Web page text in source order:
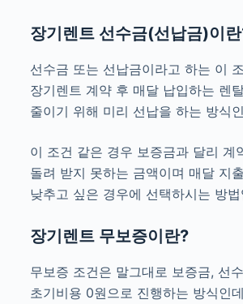
장기렌트 선수금(선납금)이
선수금 또는 선납금이라고 하는 이
장기렌트 계약 후 매달 납입하는 렌
줄이기 위해 미리 선납을 하는 방식
이 조건 같은 경우 보증금과 달리 계
돌려 받지 못하는 금액이며 매달 지
낮추고 싶은 경우에 선택하시는 방
장기렌트 무보증이란?
무보증 조건은 말그대로 보증금, 선
초기비용 0원으로 진행하는 방식인